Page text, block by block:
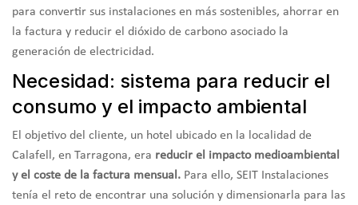
para convertir sus instalaciones en más sostenibles, ahorrar en
la factura y reducir el dióxido de carbono asociado la
generación de electricidad.
Necesidad: sistema para reducir el
consumo y el impacto ambiental
El objetivo del cliente, un hotel ubicado en la localidad de
Calafell, en Tarragona, era reducir el impacto medioambiental
y el coste de la factura mensual. Para ello, SEIT Instalaciones
tenía el reto de encontrar una solución y dimensionarla para las